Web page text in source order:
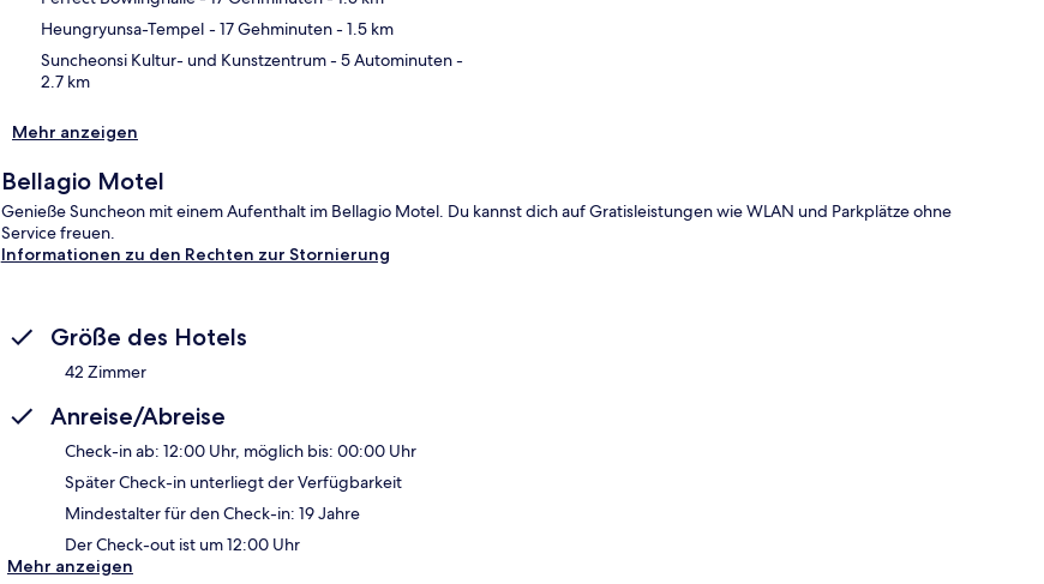
Heungryunsa-Tempel - 17 Gehminuten- 1.5 km
Suncheonsi Kultur- und Kunstzentrum- 5 Autominuten-
2.7 km
Mehr anzeigen
Bellagio Motel
Genieße Suncheon mit einem Aufenthalt im Bellagio Motel. Du kannst dich auf Gratisleistungen wie WLAN und Parkplätze ohne
Service freuen.
Informationen zu den Rechten zur Stornierung
Größe des Hotels
42 Zimmer
Anreise/Abreise
Check-in ab: 12:00 Uhr, möglich bis: 00:00 Uhr
Später Check-in unterliegt der Verfügbarkeit
Mindestalter für den Check-in: 19 Jahre
Der Check-out ist um 12:00 Uhr
Mehr anzeigen